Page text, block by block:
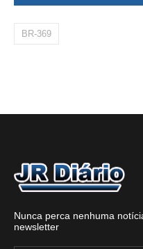
BR-369
Nunca perca nenhuma
newsletter